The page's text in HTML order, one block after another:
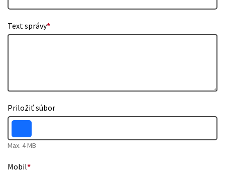
Text správy*
Priložiť súbor
Max. 4 MB
Mobil*